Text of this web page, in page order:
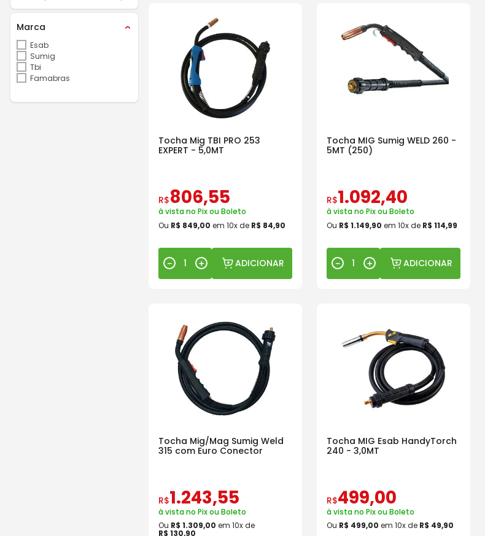
Marca
Esab
Sumig
Tbi
Famabras
Tocha Mig TBI PRO 253
EXPERT - 5,0MT
R$806,55
à vista no Pix ou Boleto
Ou R$ 849,00 em 10x de R$ 84,90
＋
－ ADICIONAR
Tocha MIG Sumig WELD 260 -
5MT (250)
R$1.092,40
à vista no Pix ou Boleto
Ou R$ 1.149,90 em 10x de R$ 114,99
＋
－ ADICIONAR
Tocha Mig/Mag Sumig Weld
315 com Euro Conector
R$1.243,55
à vista no Pix ou Boleto
Ou R$ 1.309,00 em 10x de
R$ 130,90
Tocha MIG Esab HandyTorch
240 - 3,0MT
R$499,00
à vista no Pix ou Boleto
Ou R$ 499,00 em 10x de R$ 49,90